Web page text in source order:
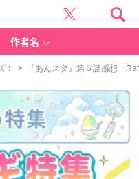
作者名
！ > 『あんスタ』第６話感想